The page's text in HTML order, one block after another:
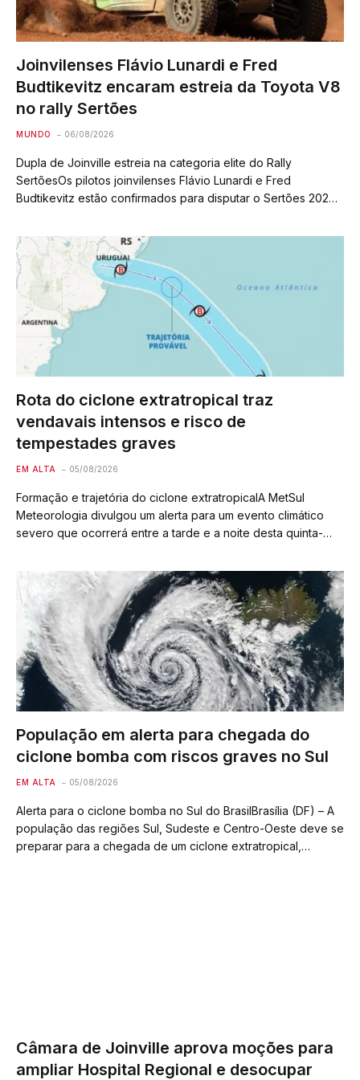
Joinvilenses Flávio Lunardi e Fred
Budtikevitz encaram estreia da Toyota V8
no rally Sertões
MUNDO 06/08/2026
Dupla de Joinville estreia na categoria elite do Rally
SertõesOs pilotos joinvilenses Flávio Lunardi e Fred
Budtikevitz estão confirmados para disputar o Sertões 2026,
segunda maior do mundo. Atuais campeões…
Rota do ciclone extratropical traz
vendavais intensos e risco de
tempestades graves
EM ALTA 05/08/2026
Formação e trajetória do ciclone extratropicalA MetSul
Meteorologia divulgou um alerta para um evento climático
severo que ocorrerá entre a tarde e a noite desta quinta-
causada pela formação de…
População em alerta para chegada do
ciclone bomba com riscos graves no Sul
EM ALTA 05/08/2026
Alerta para o ciclone bomba no Sul do BrasilBrasília (DF) – A
população das regiões Sul, Sudeste e Centro-Oeste deve se
preparar para a chegada de um ciclone extratropical,
Câmara de Joinville aprova moções para
ampliar Hospital Regional e desocupar